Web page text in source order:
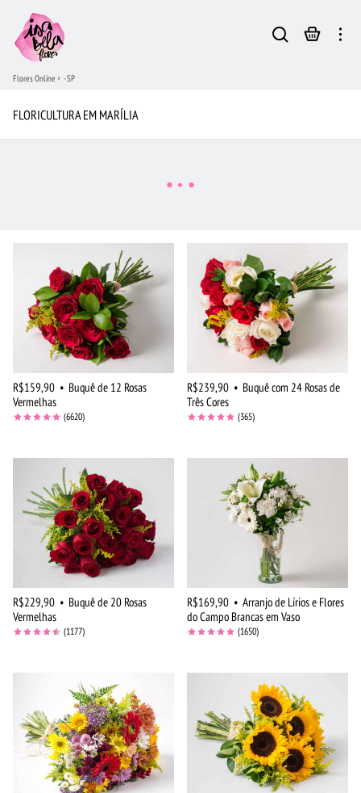
Flores Online - SP
FLORICULTURA EM MARÍLIA
R$159,90 • Buquê de 12 Rosas
Vermelhas
(6620)
R$239,90 • Buquê com 24 Rosas de
Três Cores
(365)
R$229,90 • Buquê de 20 Rosas
Vermelhas
(1177)
R$169,90 • Arranjo de Lírios e Flores
do Campo Brancas em Vaso
(1650)